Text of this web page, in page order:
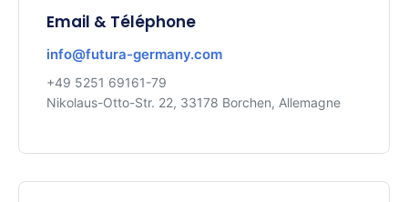
Email & Téléphone
info@futura-germany.com
+49 5251 69161-79
Nikolaus-Otto-Str. 22, 33178 Borchen, Allemagne